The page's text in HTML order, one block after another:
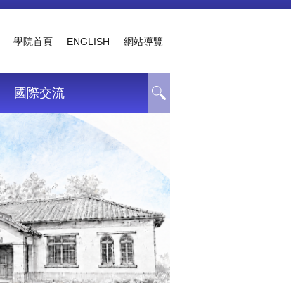
學院首頁 ENGLISH 網站導覽
國際交流